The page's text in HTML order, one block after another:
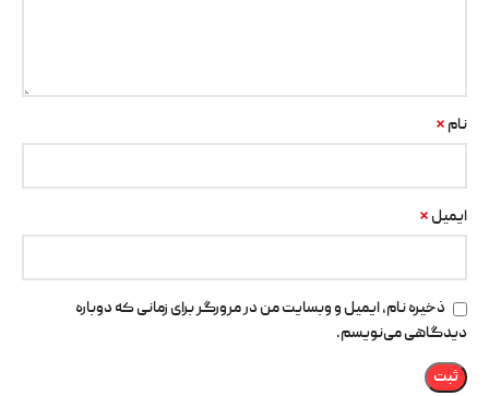
نام *
ایمیل *
ذخیره نام، ایمیل و وبسایت من در مرورگر برای زمانی که دوباره
دیدگاهی می‌نویسم.